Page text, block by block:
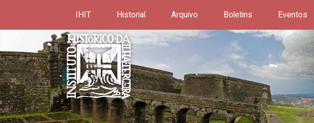
IHIT Historial Arquivo Boletins Eventos